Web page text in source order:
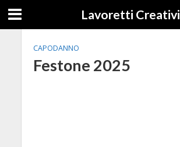
Lavoretti Creativi
CAPODANNO
Festone 2025